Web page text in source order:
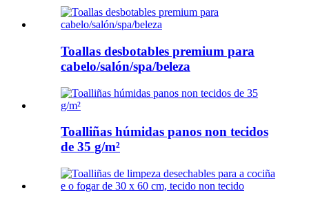
Toallas desbotables premium para
cabelo/salón/spa/beleza
Toalliñas húmidas panos non tecidos
de 35 g/m²